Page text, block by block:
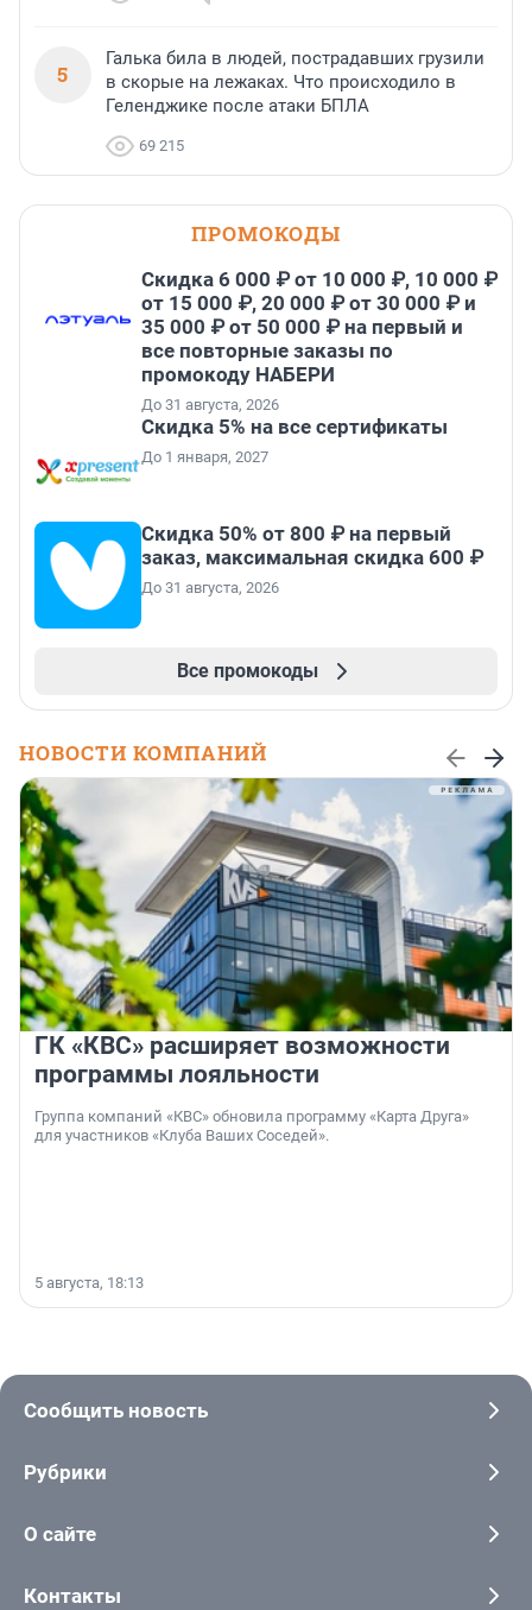
5
Галька била в людей, пострадавших грузили
в скорые на лежаках. Что происходило в
Геленджике после атаки БПЛА
69 215
ПРОМОКОДЫ
Скидка 6 000 ₽ от 10 000 ₽, 10 000 ₽
от 15 000 ₽, 20 000 ₽ от 30 000 ₽ и
35 000 ₽ от 50 000 ₽ на первый и
все повторные заказы по
промокоду НАБЕРИ
До 31 августа, 2026
Скидка 5% на все сертификаты
До 1 января, 2027
Скидка 50% от 800 ₽ на первый
заказ, максимальная скидка 600 ₽
До 31 августа, 2026
Все промокоды
НОВОСТИ КОМПАНИЙ
ГК «КВС» расширяет возможности
программы лояльности
Группа компаний «КВС» обновила программу «Карта Друга»
для участников «Клуба Ваших Соседей».
5 августа, 18:13
Сообщить новость
Рубрики
О сайте
Контакты